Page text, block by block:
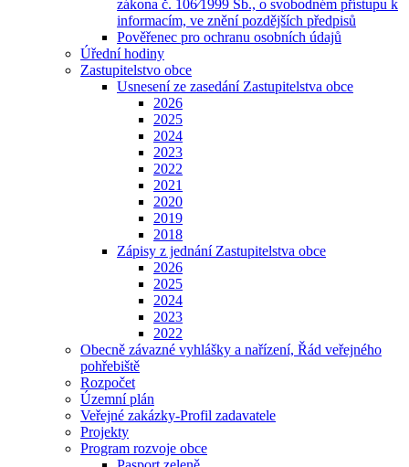
zákona č. 106⁄1999 Sb., o svobodném přístupu k
informacím, ve znění pozdějších předpisů
Pověřenec pro ochranu osobních údajů
Úřední hodiny
Zastupitelstvo obce
Usnesení ze zasedání Zastupitelstva obce
2026
2025
2024
2023
2022
2021
2020
2019
2018
Zápisy z jednání Zastupitelstva obce
2026
2025
2024
2023
2022
Obecně závazné vyhlášky a nařízení, Řád veřejného
pohřebiště
Rozpočet
Územní plán
Veřejné zakázky-Profil zadavatele
Projekty
Program rozvoje obce